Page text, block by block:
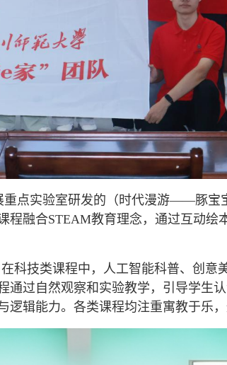
点实验室研发的（时代漫游——豚
融合STEAM教育理念，通过互动
科技类课程中，人工智能科普、创
过自然观察和实验教学，引导学生
辑能力。各类课程均注重寓教于乐